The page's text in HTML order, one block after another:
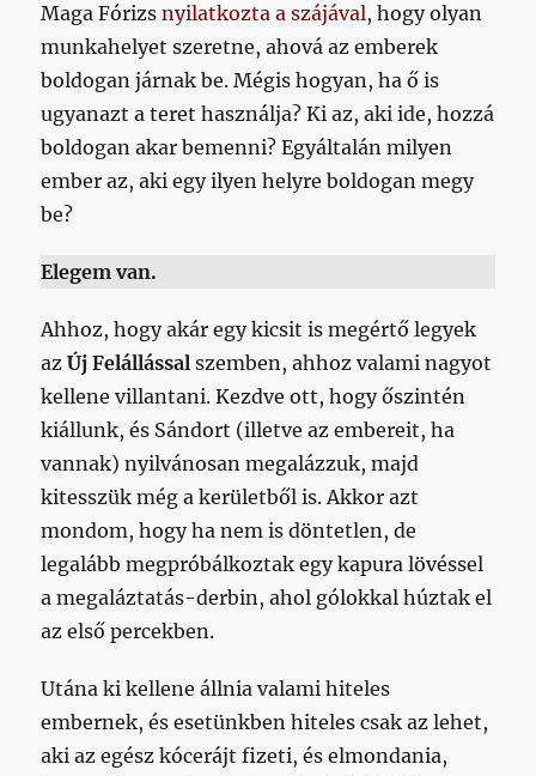
Maga Fórizsnyilatkozta a szájával, hogy olyan
munkahelyet szeretne, ahová az emberek
boldogan járnak be. Mégis hogyan, ha ő is
ugyanazt a teret használja? Ki az, aki ide, hozzá
boldogan akar bemenni? Egyáltalán milyen
ember az, aki egy ilyen helyre boldogan megy
be?
Elegem van.
Ahhoz, hogy akár egy kicsit is megértő legyek
azÚj Felállással szemben, ahhoz valami nagyot
kellene villantani. Kezdve ott, hogy őszintén
kiállunk, és Sándort (illetve az embereit, ha
vannak) nyilvánosan megalázzuk, majd
kitesszük még a kerületből is. Akkor azt
mondom, hogy ha nem is döntetlen, de
legalább megpróbálkoztak egy kapura lövéssel
a megaláztatás-derbin, ahol gólokkal húztak el
az első percekben.
Utána ki kellene állnia valami hiteles
embernek, és esetünkben hiteles csak az lehet,
aki az egész kócerájt fizeti, és elmondania,